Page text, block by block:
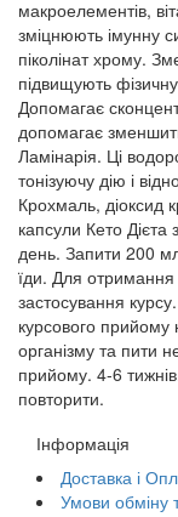
макроелементів,
зміцнюють імунну
піколінат хрому.
підвищують
Допомагає
допомагає
Ламінарія. Ці
тонізуючу дію і
Крохмаль, діоксид
капсули Кето Дієта
день. Запити 200
їди. Для отримання
застосування
курсового прийому
організму та пити
прийому. 4-6
повторити.
Інформація
Доставка і
Умови обміну